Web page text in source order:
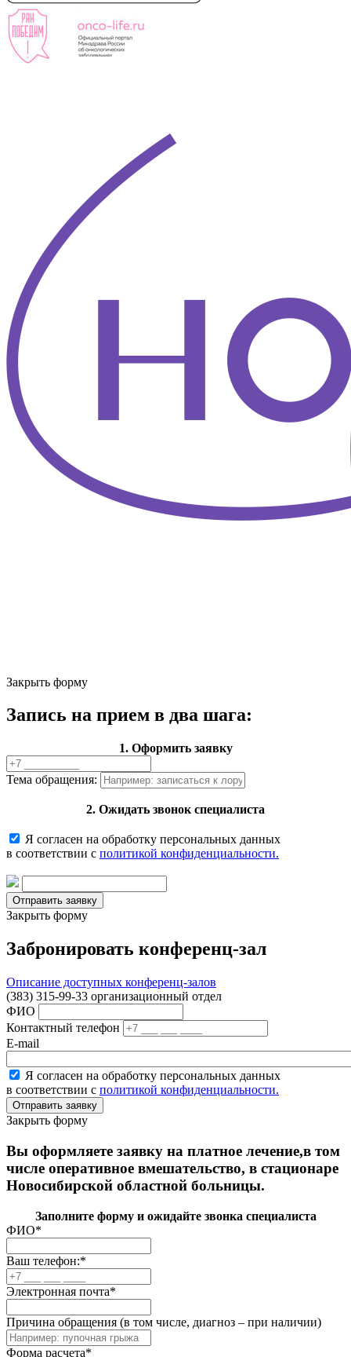
Закрыть форму
Запись на прием в два шага:
1. Оформить заявку
Тема обращения:
2. Ожидать звонок специалиста
Я согласен на обработку персональных данных
в соответствии с политикой конфиденциальности.
Закрыть форму
Забронировать конференц-зал
Описание доступных конференц-залов
(383) 315-99-33 организационный отдел
ФИО
Контактный телефон
E-mail
Я согласен на обработку персональных данных
в соответствии с политикой конфиденциальности.
Закрыть форму
Вы оформляете заявку на платное лечение,в том
числе оперативное вмешательство, в стационаре
Новосибирской областной больницы.
Заполните форму и ожидайте звонка специалиста
ФИО*
Ваш телефон:*
Электронная почта*
Причина обращения (в том числе, диагноз – при наличии)
Форма расчета*